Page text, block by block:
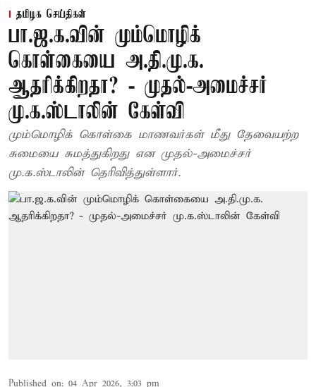
தமிழக செய்திகள்
பா.ஜ.க.வின் மும்மொழிக்
கொள்கையை அ.தி.மு.க.
ஆதரிக்கிறதா? - முதல்-அமைச்சர்
மு.க.ஸ்டாலின் கேள்வி
மும்மொழிக் கொள்கை மாணவர்கள் மீது தேவையற்ற
சுமையை சுமத்துகிறது என முதல்-அமைச்சர்
மு.க.ஸ்டாலின் தெரிவித்துள்ளார்.
Published on: 04 Apr 2026, 3:03 pm